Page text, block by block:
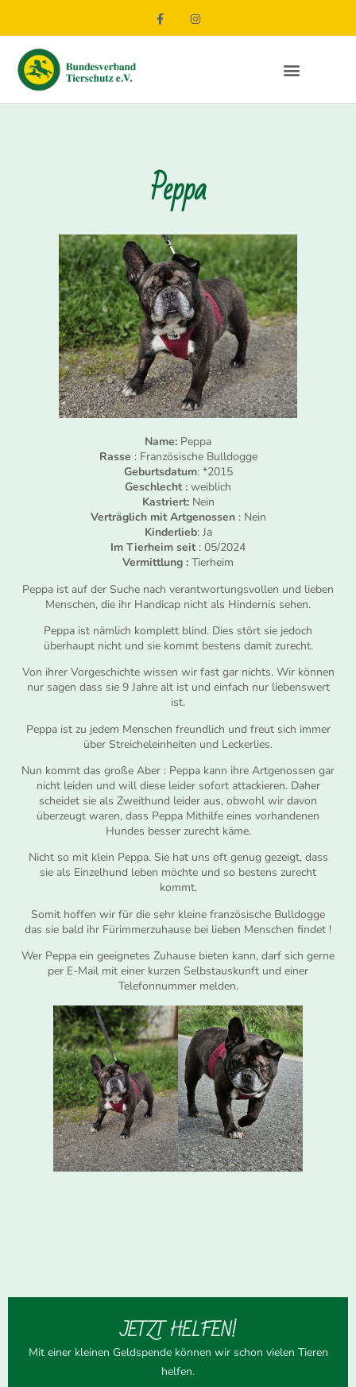
Peppa
Name: Peppa
Rasse : Französische Bulldogge
Geburtsdatum: *2015
Geschlecht : weiblich
Kastriert: Nein
Verträglich mit Artgenossen: Nein
Kinderlieb: Ja
Im Tierheim seit : 05/2024
Vermittlung : Tierheim
Peppa ist auf der Suche nach verantwortungsvollen und lieben
Menschen, die ihr Handicap nicht als Hindernis sehen.
Peppa ist nämlich komplett blind. Dies stört sie jedoch
überhaupt nicht und sie kommt bestens damit zurecht.
Von ihrer Vorgeschichte wissen wir fast gar nichts. Wir können
nur sagen dass sie 9 Jahre alt ist und einfach nur liebenswert
ist.
Peppa ist zu jedem Menschen freundlich und freut sich immer
über Streicheleinheiten und Leckerlies.
Nun kommt das große Aber : Peppa kann ihre Artgenossen gar
nicht leiden und will diese leider sofort attackieren. Daher
scheidet sie als Zweithund leider aus, obwohl wir davon
überzeugt waren, dass Peppa Mithilfe eines vorhandenen
Hundes besser zurecht käme.
Nicht so mit klein Peppa. Sie hat uns oft genug gezeigt, dass
sie als Einzelhund leben möchte und so bestens zurecht
kommt.
Somit hoffen wir für die sehr kleine französische Bulldogge
das sie bald ihr Fürimmerzuhause bei lieben Menschen findet !
Wer Peppa ein geeignetes Zuhause bieten kann, darf sich gerne
per E-Mail mit einer kurzen Selbstauskunft und einer
Telefonnummer melden.
JETZT HELFEN!
Mit einer kleinen Geldspende können wir schon vielen Tieren
helfen.